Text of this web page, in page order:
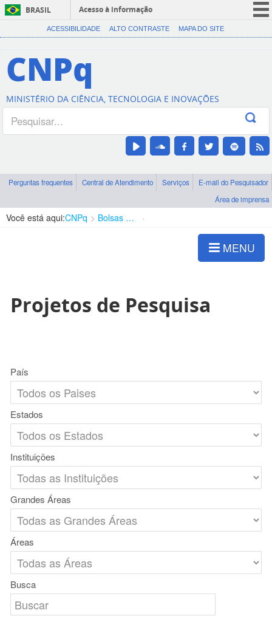
BRASIL
Acesso à informação
CORONAVÍRUS (COVID-19)
Canais
ACESSIBILIDADE ALTO CONTRASTE MAPA DO SITE
CNPq
MINISTÉRIO DA CIÊNCIA, TECNOLOGIA E INOVAÇÕES
Perguntas frequentes Central de Atendimento Serviços
E-mail do Pesquisador
Área de imprensa
Você está aqui:CNPq Bolsas e Auxílios Vigentes
MENU
Projetos de Pesquisa
País
Estados
Instituições
Grandes Áreas
Áreas
Busca